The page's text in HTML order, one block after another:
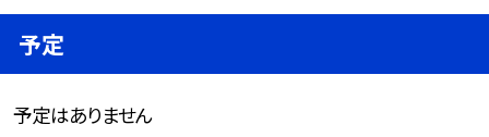
予定
予定はありません